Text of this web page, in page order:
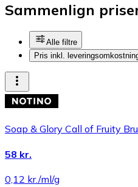
Sammenlign
Alle filtre
Pris inkl.
Soap & Glory Call of Fruity
58 kr.
0,12 kr./ml/g